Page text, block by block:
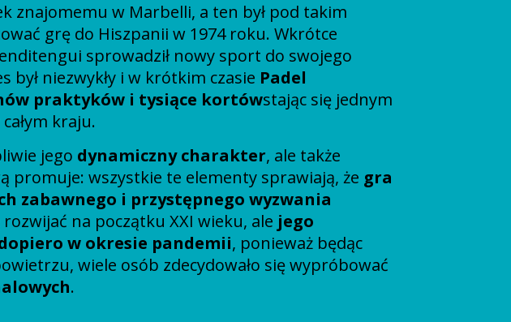
znajomemu w Marbelli, a ten był pod takim
grę do Hiszpanii w 1974 roku. Wkrótce
sprowadził nowy sport do swojego
niezwykły i w krótkim czasie Padel
praktyków i tysiące kortówstając się jednym
kraju.
jego dynamiczny charakter, ale także
promuje: wszystkie te elementy sprawiają, że gra
zabawnego i przystępnego wyzwania
rozwijać na początku XXI wieku, ale jego
w okresie pandemii, ponieważ będąc
wiele osób zdecydowało się wypróbować
.